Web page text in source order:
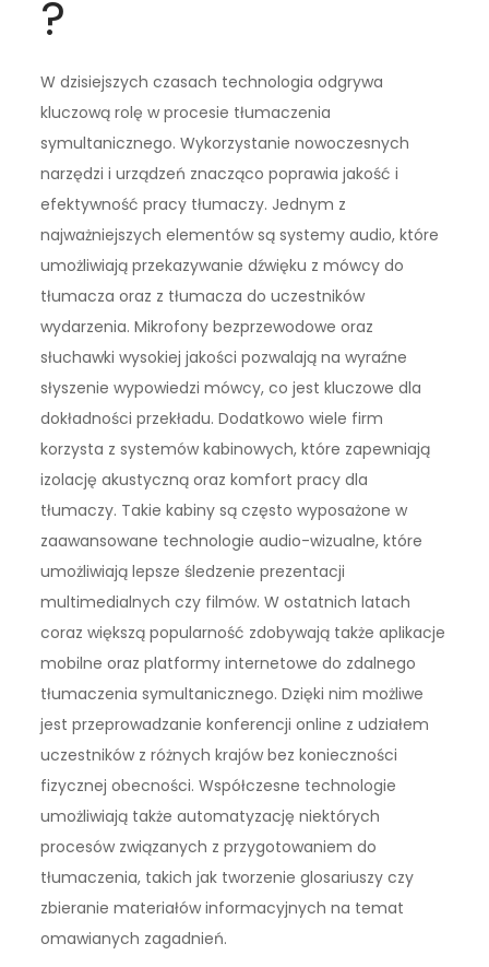
?
W dzisiejszych czasach technologia odgrywa
kluczową rolę w procesie tłumaczenia
symultanicznego. Wykorzystanie nowoczesnych
narzędzi i urządzeń znacząco poprawia jakość i
efektywność pracy tłumaczy. Jednym z
najważniejszych elementów są systemy audio, które
umożliwiają przekazywanie dźwięku z mówcy do
tłumacza oraz z tłumacza do uczestników
wydarzenia. Mikrofony bezprzewodowe oraz
słuchawki wysokiej jakości pozwalają na wyraźne
słyszenie wypowiedzi mówcy, co jest kluczowe dla
dokładności przekładu. Dodatkowo wiele firm
korzysta z systemów kabinowych, które zapewniają
izolację akustyczną oraz komfort pracy dla
tłumaczy. Takie kabiny są często wyposażone w
zaawansowane technologie audio-wizualne, które
umożliwiają lepsze śledzenie prezentacji
multimedialnych czy filmów. W ostatnich latach
coraz większą popularność zdobywają także aplikacje
mobilne oraz platformy internetowe do zdalnego
tłumaczenia symultanicznego. Dzięki nim możliwe
jest przeprowadzanie konferencji online z udziałem
uczestników z różnych krajów bez konieczności
fizycznej obecności. Współczesne technologie
umożliwiają także automatyzację niektórych
procesów związanych z przygotowaniem do
tłumaczenia, takich jak tworzenie glosariuszy czy
zbieranie materiałów informacyjnych na temat
omawianych zagadnień.